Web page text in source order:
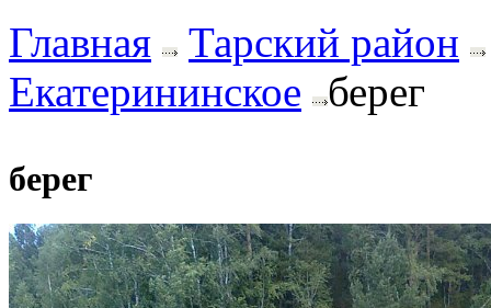
Главная
Тарский район
Екатерининское
берег
берег